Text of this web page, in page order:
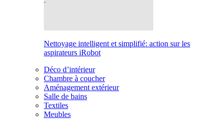
Nettoyage intelligent et simplifié: action sur les
aspirateurs iRobot
Déco d’intérieur
Chambre à coucher
Aménagement extérieur
Salle de bains
Textiles
Meubles